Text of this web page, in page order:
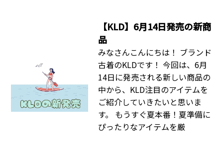
【KLD】6月14日発売の新商
品
みなさんこんにちは！ ブランド
古着のKLDです！ 今回は、6月
14日に発売される新しい商品の
中から、KLD注目のアイテムを
ご紹介していきたいと思いま
す。 もうすぐ夏本番！夏準備に
ぴったりなアイテムを厳